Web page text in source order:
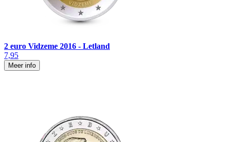
2 euro Vidzeme 2016 - Letland
7,95
Meer info